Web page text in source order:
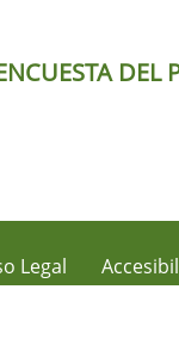
DEL
Legal